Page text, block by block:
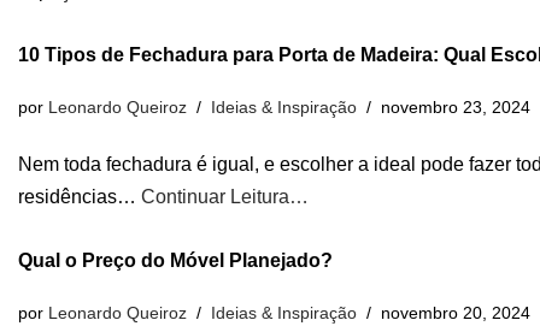
10 Tipos de Fechadura para Porta de Madeira: Qual
por Leonardo Queiroz Ideias & Inspiração novembro 23, 2024
Nem toda fechadura é igual, e escolher a ideal pode fazer
residências… Continuar Leitura…
Qual o Preço do Móvel Planejado?
por Leonardo Queiroz Ideias & Inspiração novembro 20, 2024